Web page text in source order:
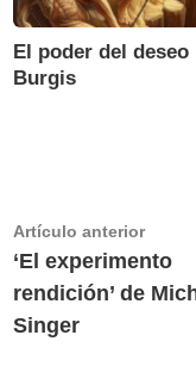
El poder del
Burgis
Navegación
de
entradas
Artículo anterior
‘El experimento
rendición’ de
Singer